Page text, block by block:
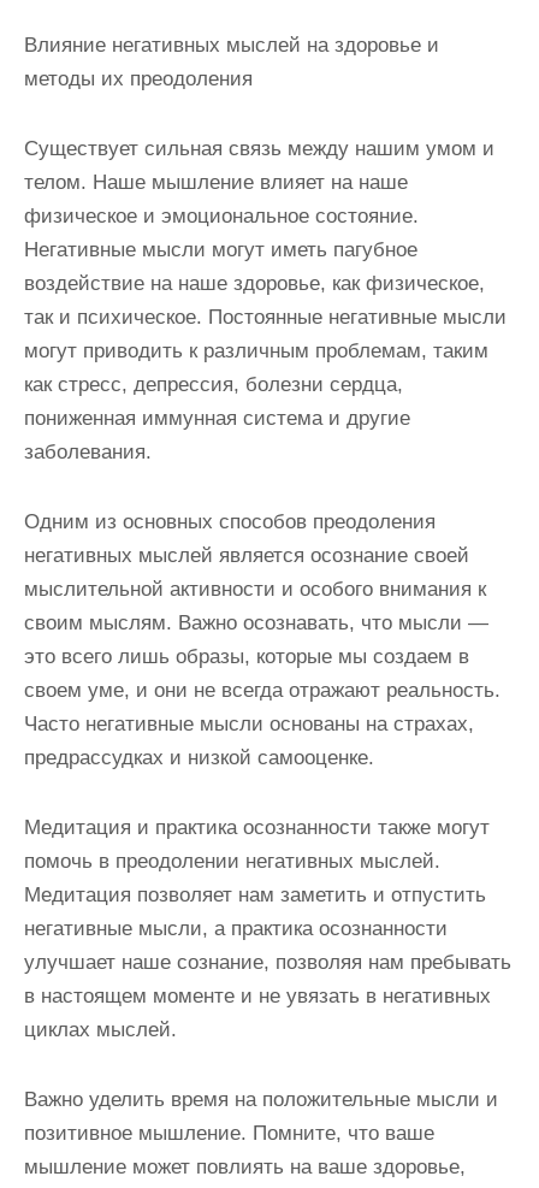
Влияние негативных мыслей на здоровье и
методы их преодоления
Существует сильная связь между нашим умом и
телом. Наше мышление влияет на наше
физическое и эмоциональное состояние.
Негативные мысли могут иметь пагубное
воздействие на наше здоровье, как физическое,
так и психическое. Постоянные негативные мысли
могут приводить к различным проблемам, таким
как стресс, депрессия, болезни сердца,
пониженная иммунная система и другие
заболевания.
Одним из основных способов преодоления
негативных мыслей является осознание своей
мыслительной активности и особого внимания к
своим мыслям. Важно осознавать, что мысли —
это всего лишь образы, которые мы создаем в
своем уме, и они не всегда отражают реальность.
Часто негативные мысли основаны на страхах,
предрассудках и низкой самооценке.
Медитация и практика осознанности также могут
помочь в преодолении негативных мыслей.
Медитация позволяет нам заметить и отпустить
негативные мысли, а практика осознанности
улучшает наше сознание, позволяя нам пребывать
в настоящем моменте и не увязать в негативных
циклах мыслей.
Важно уделить время на положительные мысли и
позитивное мышление. Помните, что ваше
мышление может повлиять на ваше здоровье,